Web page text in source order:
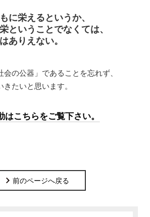
に栄えるというか、
ということでなくては、
ありえない。
の公器」であることを忘れず、
たいと思います。
はこちらをご覧下さい。
前のページへ戻る